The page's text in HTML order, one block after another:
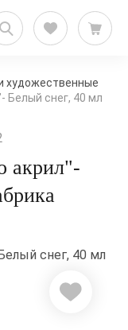
художественные
Белый снег, 40 мл
акрил"-